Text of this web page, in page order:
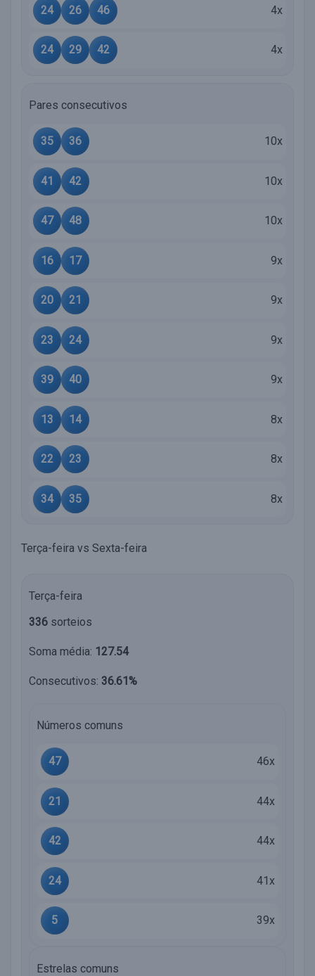
24 26 46 4x
24 29 42 4x
Pares consecutivos
35 36 10x
41 42 10x
47 48 10x
16 17 9x
20 21 9x
23 24 9x
39 40 9x
13 14 8x
22 23 8x
34 35 8x
Terça-feira vs Sexta-feira
Terça-feira
336 sorteios
Soma média: 127.54
Consecutivos: 36.61%
Números comuns
47 46x
21 44x
42 44x
24 41x
5 39x
Estrelas comuns